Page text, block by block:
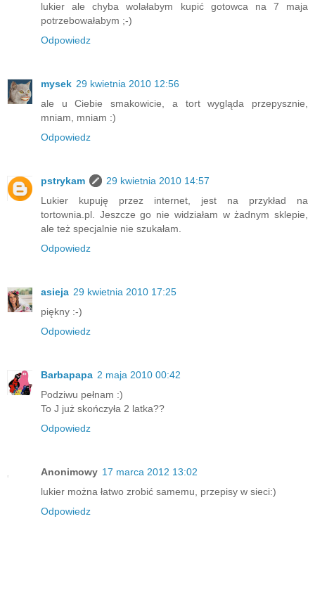
lukier ale chyba wolałabym kupić gotowca na 7 maja
potrzebowałabym ;-)
Odpowiedz
mysek 29 kwietnia 2010 12:56
ale u Ciebie smakowicie, a tort wygląda przepysznie,
mniam, mniam :)
Odpowiedz
pstrykam
29 kwietnia 2010 14:57
Lukier kupuję przez internet, jest na przykład na
tortownia.pl. Jeszcze go nie widziałam w żadnym sklepie,
ale też specjalnie nie szukałam.
Odpowiedz
asieja 29 kwietnia 2010 17:25
piękny :-)
Odpowiedz
Barbapapa 2 maja 2010 00:42
Podziwu pełnam :)
To J już skończyła 2 latka??
Odpowiedz
Anonimowy 17 marca 2012 13:02
lukier można łatwo zrobić samemu, przepisy w sieci:)
Odpowiedz